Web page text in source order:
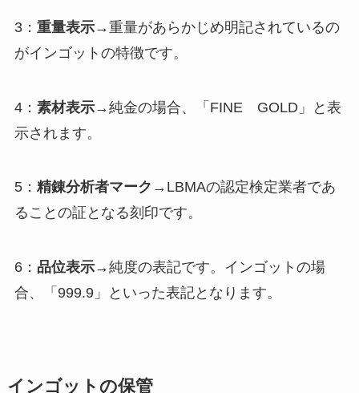
3： 重量表示→重量があらかじめ明記されているの
がインゴットの特徴です。
4： 素材表示→純金の場合、「FINE GOLD」と表
示されます。
5： 精錬分析者マーク →LBMAの認定検定業者であ
ることの証となる刻印です。
6： 品位表示→純度の表記です。インゴットの場
合、「999.9」といった表記となります。
インゴットの保管